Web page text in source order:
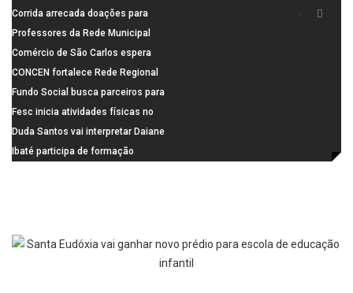
imediações do Cemitério Nossa
Senhora do Carmo
na concepção do AME Cirúrgico
Corrida arrecada doações para
famílias vulneráveis
Professores da Rede Municipal
participam de formação sobre
Autismo
Comércio de São Carlos espera
crescimento de até 6% nas
vendas do Dia dos Pais
CONCEN fortalece Rede Regional
e São Carlos apresenta modelo de
referência
Fundo Social busca parceiros para
realizar o 11º Casamento
Solidário
Fesc inicia atividades físicas no
Bicão e amplia presença nos
espaços públicos
Duda Santos vai interpretar Daiane
dos Santos em filme sobre
Ibaté participa de formação